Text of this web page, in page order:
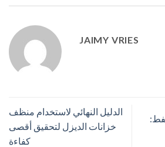
JAIMY VRIES
الدليل النهائي لاستخدام منظف
خزانات الديزل لتحقيق أقصى
كفاءة